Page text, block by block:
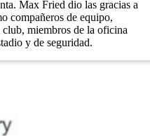
Max Fried dio las gracias a
compañeros de equipo,
miembros de la oficina
y de seguridad.